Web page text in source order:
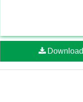
Download